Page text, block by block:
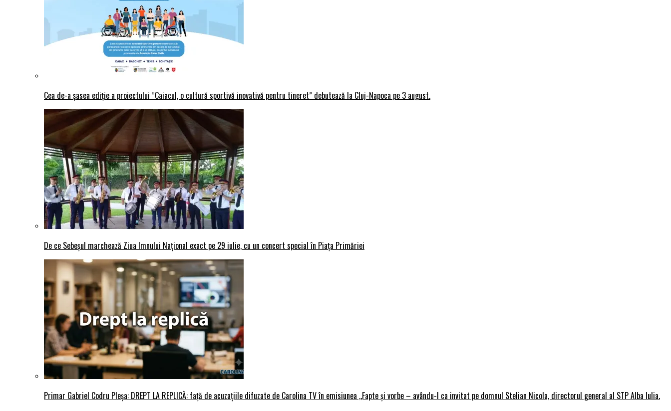
Cea de-a șasea ediție a proiectului ”Caiacul, o cultură sportivă inovativă pentru tineret” debutează la Cluj-Napoca pe 3 august.
De ce Sebeșul marchează Ziua Imnului Național exact pe 29 iulie, cu un concert special în Piața Primăriei
Primar Gabriel Codru Pleșa: DREPT LA REPLICĂ: față de acuzațiile difuzate de Carolina TV în emisiunea ,,Fapte și vorbe – avându-l ca invitat pe domnul Stelian Nicola, directorul general al STP Alba Iulia.